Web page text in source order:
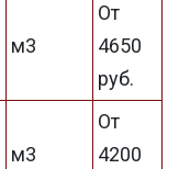
м3
От
4650
руб.
м3
От
4200